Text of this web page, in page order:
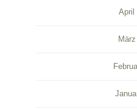
April